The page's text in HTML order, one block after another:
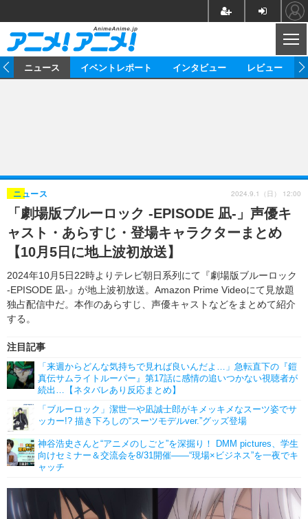
ゲーム グッズ
イベント 海外
海外イベント ビジネス
俳優・タレント アーティスト
ビジネス
アニメ 実写
書評 イベント
ゲーム 座談会
動画
アニメ
アニメ！アニメ！TV ABEMA Cafe
連載・コラム
ニュース イベントレポート インタビュー レビュー
「劇場版ブルーロック -EPISODE 凪-」声優キ
ャスト・あらすじ・登場キャラクターまとめ
【10月5日に地上波初放送】
2024年10月5日22時よりテレビ朝日系列にて『劇場版ブルーロック
-EPISODE 凪-』が地上波初放送。Amazon Prime Videoにて見放題
独占配信中だ。本作のあらすじ、声優キャストなどをまとめて紹介
する。
ニュース
注目記事
「来週からどんな気持ちで見れば良いんだよ…」急転直下の『鎧
真伝サムライトルーパー』第17話に感情の追いつかない視聴者が
続出…【ネタバレあり反応まとめ】
「ブルーロック」潔世一や凪誠士郎がキメッキメなスーツ姿でサ
ッカー!? 描き下ろしの“スーツモデルver.”グッズ登場
神谷浩史さんと“アニメのしごと”を深掘り！ DMM pictures、学生
向けセミナー＆交流会を8/31開催――“現場×ビジネス”を一夜でキ
ャッチ
2024.9.1（日） 12:00